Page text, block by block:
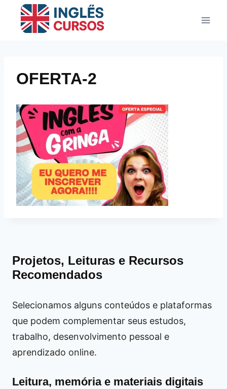
OFERTA-2
Projetos, Leituras e Recursos
Recomendados
Selecionamos alguns conteúdos e plataformas
que podem complementar seus estudos,
trabalho, desenvolvimento pessoal e
aprendizado online.
Leitura, memória e materiais digitais